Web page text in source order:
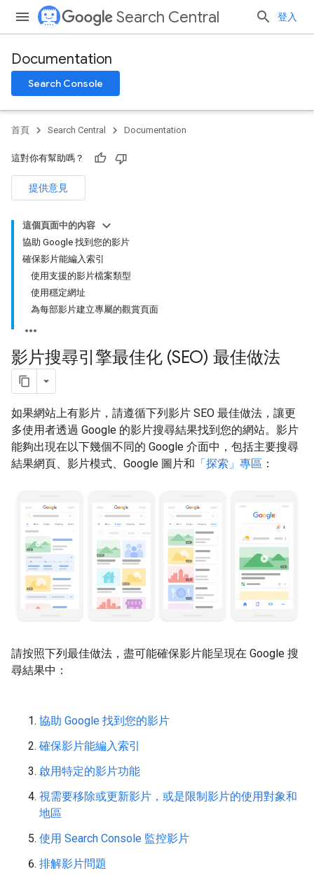
Search Central 登入
Documentation
Search Console
首頁 Search Central Documentation
這對你有幫助嗎？
提供意見
這個頁面中的內容
協助 Google 找到您的影片
確保影片能編入索引
使用支援的影片檔案類型
使用穩定網址
為每部影片建立專屬的觀賞頁面
影片搜尋引擎最佳化 (SEO) 最佳做法
如果網站上有影片，請遵循下列影片 SEO 最佳做法，讓更
多使用者透過 Google 的影片搜尋結果找到您的網站。影片
能夠出現在以下幾個不同的 Google 介面中，包括主要搜尋
結果網頁、影片模式、Google 圖片和 「探索」專區 ：
請按照下列最佳做法，盡可能確保影片能呈現在 Google 搜
尋結果中：
協助 Google 找到您的影片
確保影片能編入索引
啟用特定的影片功能
視需要移除或更新影片，或是限制影片的使用對象和
地區
使用 Search Console 監控影片
排解影片問題